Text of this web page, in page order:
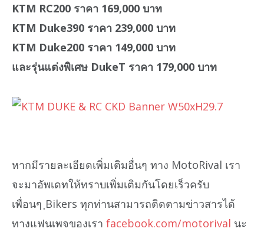
KTM RC200 ราคา 169,000 บาท
KTM Duke390 ราคา 239,000 บาท
KTM Duke200 ราคา 149,000 บาท
และรุ่นแต่งพิเศษ DukeT ราคา 179,000 บาท
หากมีรายละเอียดเพิ่มเติมอื่นๆ ทาง MotoRival เรา
จะมาอัพเดทให้ทราบเพิ่มเติมกันโดยเร็วครับ
เพื่อนๆ ฺBikers ทุกท่านสามารถติดตามข่าวสารได้
ทางแฟนเพจของเรา facebook.com/motorival นะ